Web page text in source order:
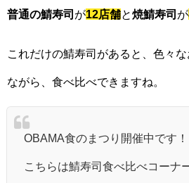
普通の鯖寿司 が12店舗と焼鯖寿司 が
これだけの鯖寿司があると、色々
ながら、食べ比べできますね。
OBAMA食のまつり開催中です！
こちらは鯖寿司食べ比べコーナ